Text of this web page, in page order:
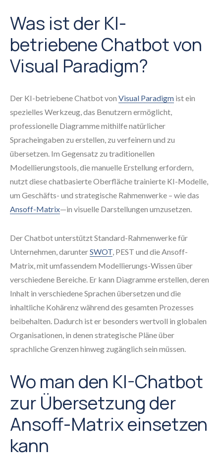
Was ist der KI-
betriebene Chatbot von
Visual Paradigm?
Der KI-betriebene Chatbot von Visual Paradigm ist ein
spezielles Werkzeug, das Benutzern ermöglicht,
professionelle Diagramme mithilfe natürlicher
Spracheingaben zu erstellen, zu verfeinern und zu
übersetzen. Im Gegensatz zu traditionellen
Modellierungstools, die manuelle Erstellung erfordern,
nutzt diese chatbasierte Oberfläche trainierte KI-Modelle,
um Geschäfts- und strategische Rahmenwerke – wie das
Ansoff-Matrix—in visuelle Darstellungen umzusetzen.
Der Chatbot unterstützt Standard-Rahmenwerke für
Unternehmen, darunterSWOT, PEST und die Ansoff-
Matrix, mit umfassendem Modellierungs-Wissen über
verschiedene Bereiche. Er kann Diagramme erstellen, deren
Inhalt in verschiedene Sprachen übersetzen und die
inhaltliche Kohärenz während des gesamten Prozesses
beibehalten. Dadurch ist er besonders wertvoll in globalen
Organisationen, in denen strategische Pläne über
sprachliche Grenzen hinweg zugänglich sein müssen.
Wo man den KI-Chatbot
zur Übersetzung der
Ansoff-Matrix einsetzen
kann